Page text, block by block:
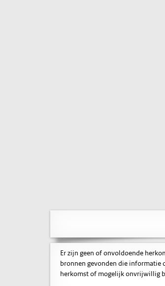
Er zijn geen of onvoldoende
bronnen gevonden die informatie
herkomst of mogelijk onvrijwillig